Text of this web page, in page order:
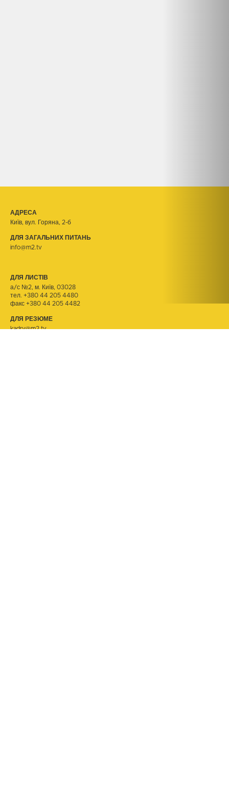
АДРЕСА
Київ, вул. Горяна, 2-б
ДЛЯ ЗАГАЛЬНИХ ПИТАНЬ
info@m2.tv
ДЛЯ ЛИСТІВ
а/с №2, м. Київ, 03028
тел. +380 44 205 4480
факс +380 44 205 4482
ДЛЯ РЕЗЮМЕ
kadry@m2.tv